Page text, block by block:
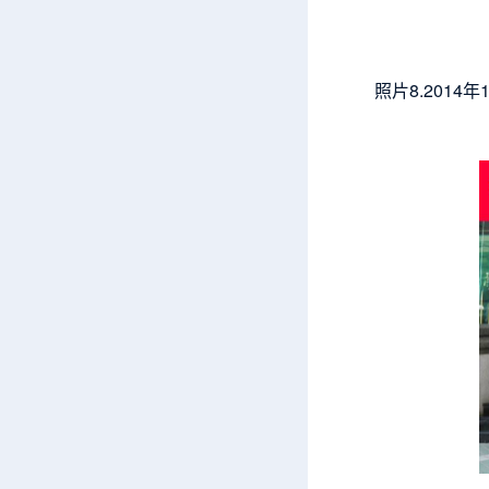
照片8.2014年